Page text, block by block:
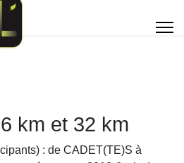
km et 32 km
: de CADET(TE)S à